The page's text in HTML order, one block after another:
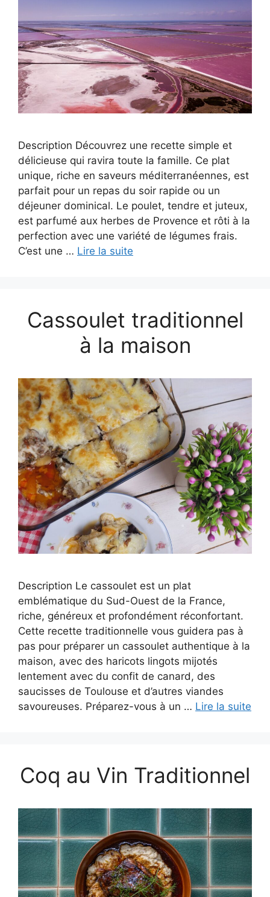
Description Découvrez une recette simple et
délicieuse qui ravira toute la famille. Ce plat
unique, riche en saveurs méditerranéennes, est
parfait pour un repas du soir rapide ou un
déjeuner dominical. Le poulet, tendre et juteux,
est parfumé aux herbes de Provence et rôti à la
perfection avec une variété de légumes frais.
C’est une … Lire la suite
Cassoulet traditionnel
à la maison
Description Le cassoulet est un plat
emblématique du Sud-Ouest de la France,
riche, généreux et profondément réconfortant.
Cette recette traditionnelle vous guidera pas à
pas pour préparer un cassoulet authentique à la
maison, avec des haricots lingots mijotés
lentement avec du confit de canard, des
saucisses de Toulouse et d’autres viandes
savoureuses. Préparez-vous à un … Lire la suite
Coq au Vin Traditionnel